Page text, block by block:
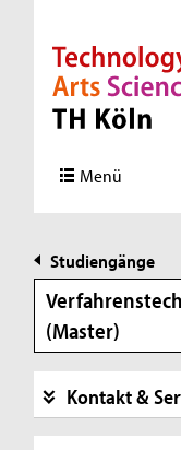
Direkt zur
Direkt zur
Direkt zum Inhalt
Direkt zum
Menü
Studiengänge
(Master)
Kontakt &